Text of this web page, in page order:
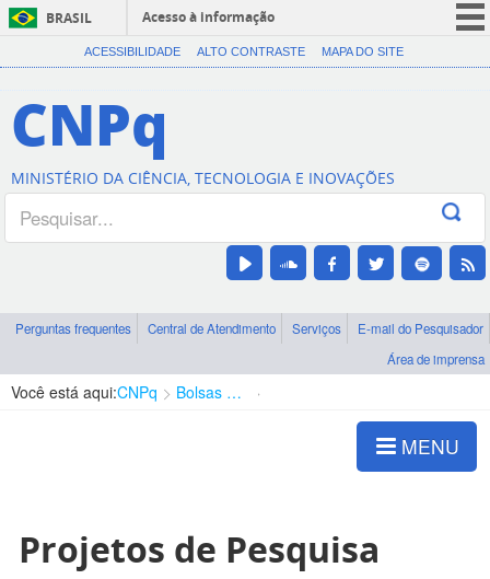
BRASIL
Acesso à informação
CORONAVÍRUS (COVID-19)
Canais
ACESSIBILIDADE ALTO CONTRASTE MAPA DO SITE
CNPq
MINISTÉRIO DA CIÊNCIA, TECNOLOGIA E INOVAÇÕES
Perguntas frequentes Central de Atendimento Serviços
E-mail do Pesquisador
Área de imprensa
Você está aqui:CNPq Bolsas e Auxílios Vigentes
MENU
Projetos de Pesquisa